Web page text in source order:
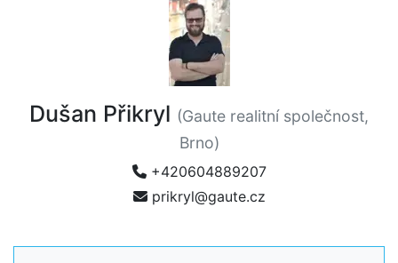
Dušan Přikryl (Gaute realitní společnost,
Brno)
+420604889207
prikryl@gaute.cz